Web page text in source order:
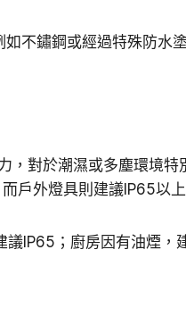
不鏽鋼或經過特殊防
，對於潮濕或多塵環境
戶外燈具則建議IP65以
IP65；廚房因有油煙